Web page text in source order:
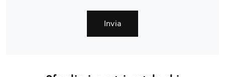
Invia